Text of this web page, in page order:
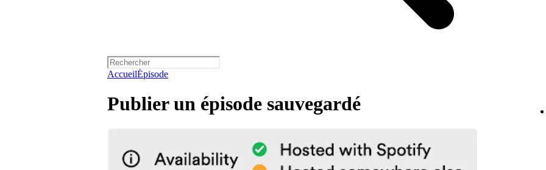
AccueilÉpisode
Publier un épisode sauvegardé